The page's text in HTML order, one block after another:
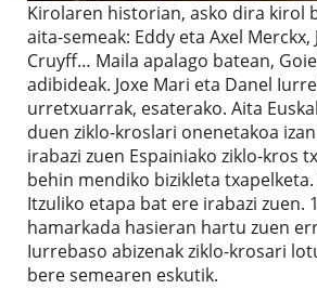
Kirolaren historian, asko dira kirol
aita-semeak: Eddy eta Axel Merckx,
Cruyff… Maila apalago batean,
adibideak. Joxe Mari eta Danel
urretxuarrak, esaterako. Aita
duen ziklo-kroslari onenetakoa
irabazi zuen Espainiako ziklo-kros
behin mendiko bizikleta txapelketa.
Itzuliko etapa bat ere irabazi zuen.
hamarkada hasieran hartu zuen
Iurrebaso abizenak ziklo-krosari
bere semearen eskutik.